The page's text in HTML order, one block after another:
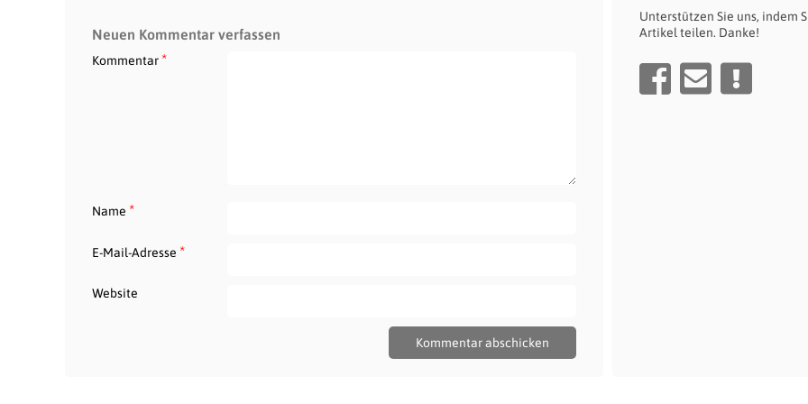
Neuen Kommentar verfassen
Kommentar*
Name *
E-Mail-Adresse *
Website
Unterstützen Sie uns, indem
Artikel teilen. Danke!